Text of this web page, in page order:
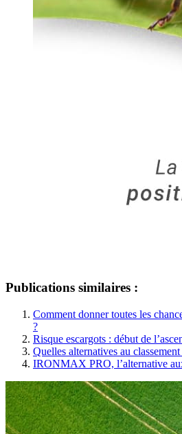
Publications similaires :
Comment donner toutes les
?
Risque escargots : début de
Quelles alternatives au
IRONMAX PRO, l’alternative